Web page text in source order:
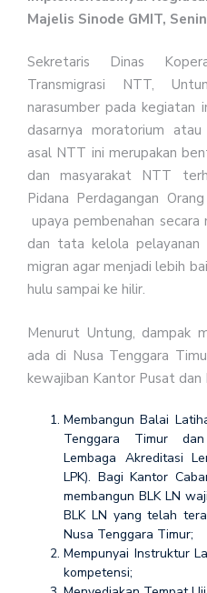
Majelis Sinode GMIT,
Sekretaris Dinas
Transmigrasi NTT,
narasumber pada kegiatan
dasarnya moratorium
asal NTT ini merupakan
dan masyarakat NTT
Pidana Perdagangan
upaya pembenahan
dan tata kelola pelayanan
migran agar menjadi lebih
hulu sampai ke hilir.
Menurut Untung, dampak
ada di Nusa Tenggara
kewajiban Kantor Pusat dan
Membangun Balai
Tenggara Timur
Lembaga Akreditasi
LPK). Bagi Kantor
membangun BLK LN
BLK LN yang telah
Nusa Tenggara Timur;
Mempunyai Instruktur
kompetensi;